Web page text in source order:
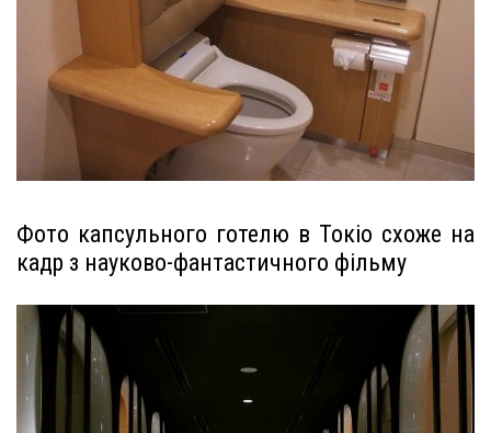
Фото капсульного готелю в Токіо схоже на
кадр з науково-фантастичного фільму